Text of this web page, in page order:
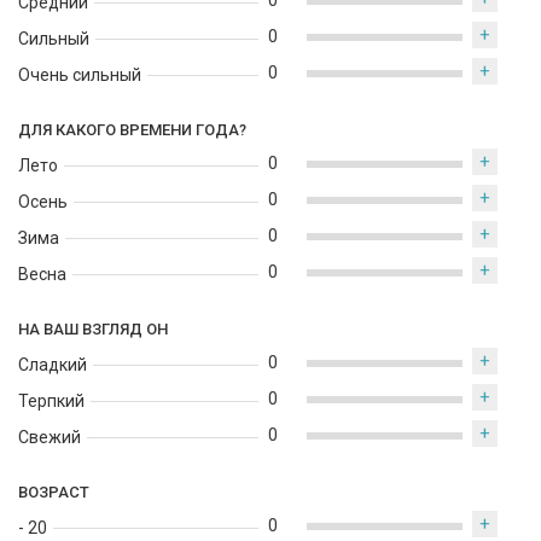
Сильный
Очень сильный
0 +
0 +
ДЛЯ КАКОГО ВРЕМЕНИ ГОДА?
Лето
Осень
Зима
Весна
0 +
0 +
0 +
0 +
НА ВАШ ВЗГЛЯД ОН
Сладкий
Терпкий
Свежий
0 +
0 +
0 +
ВОЗРАСТ
- 20 0 +